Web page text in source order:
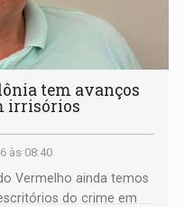
tem avanços
irrisórios
às 08:40
Vermelho ainda temos
do crime em